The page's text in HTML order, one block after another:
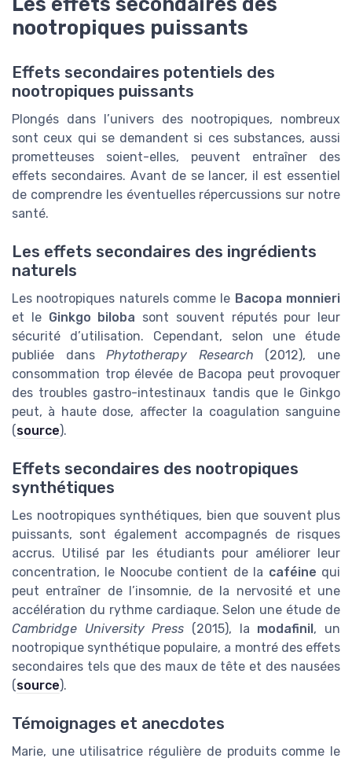
nootropiques puissants
Effets secondaires potentiels des
nootropiques puissants
Plongés dans l’univers des nootropiques, nombreux
sont ceux qui se demandent si ces substances, aussi
prometteuses soient-elles, peuvent entraîner des
effets secondaires. Avant de se lancer, il est essentiel
de comprendre les éventuelles répercussions sur notre
santé.
Les effets secondaires des ingrédients
naturels
Les nootropiques naturels comme le Bacopa monnieri
et le Ginkgo biloba sont souvent réputés pour leur
sécurité d’utilisation. Cependant, selon une étude
publiée dansPhytotherapy Research (2012), une
consommation trop élevée de Bacopa peut provoquer
des troubles gastro-intestinaux tandis que le Ginkgo
peut, à haute dose, affecter la coagulation sanguine
(source).
Effets secondaires des nootropiques
synthétiques
Les nootropiques synthétiques, bien que souvent plus
puissants, sont également accompagnés de risques
accrus. Utilisé par les étudiants pour améliorer leur
concentration, le Noocube contient de la caféine qui
peut entraîner de l’insomnie, de la nervosité et une
accélération du rythme cardiaque. Selon une étude de
Cambridge University Press (2015), la modafinil , un
nootropique synthétique populaire, a montré des effets
secondaires tels que des maux de tête et des nausées
(source).
Témoignages et anecdotes
Marie, une utilisatrice régulière de produits comme le